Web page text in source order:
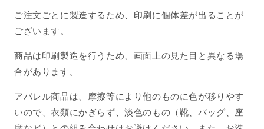
ご注文ごとに製造するため、印刷に個体差が出ることが
ございます。
商品は印刷製造を行うため、画面上の見た目と異なる場
合があります。
アパレル商品は、摩擦等により他のものに色が移りやす
いので、衣類にかぎらず、淡色のもの（靴、バッグ、座